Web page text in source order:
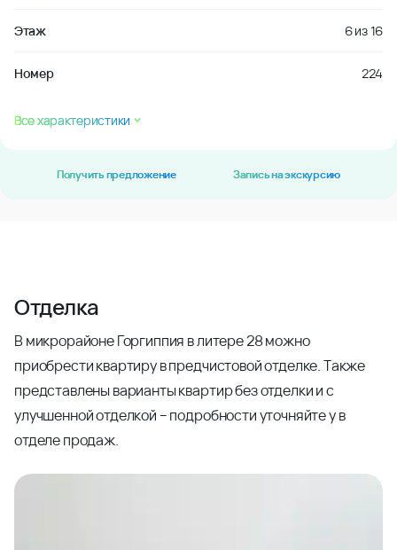
Этаж 6из16
Номер 224
Все характеристики
Получить предложение Запись на экскурсию
Отделка
В микрорайоне Горгиппия в литере 28 можно
приобрести квартиру в предчистовой отделке. Также
представлены варианты квартир без отделки и с
улучшенной отделкой – подробности уточняйте у в
отделе продаж.